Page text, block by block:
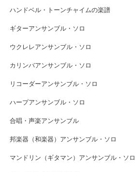
ハンドベル・トーンチャイムの楽譜
ギターアンサンブル・ソロ
ウクレレアンサンブル・ソロ
カリンバアンサンブル・ソロ
リコーダーアンサンブル・ソロ
ハープアンサンブル・ソロ
合唱・声楽アンサンブル
邦楽器（和楽器）アンサンブル・ソロ
マンドリン（ギタマン）アンサンブル・ソロ